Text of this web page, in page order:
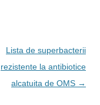
Lista de superbacterii
rezistente la antibiotice
alcatuita de OMS →